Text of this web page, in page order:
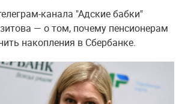
канала "Адские бабки"
— о том, почему пенсионерам
накопления в Сбербанке.